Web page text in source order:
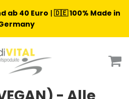
ab 40 Euro | 🇩🇪 100% Made in